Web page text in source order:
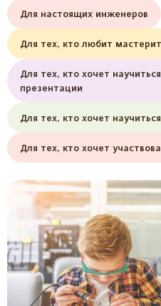
Для настоящих инженеров
Для тех, кто любит
Для тех, кто хочет
презентации
Для тех, кто хочет
Для тех, кто хочет